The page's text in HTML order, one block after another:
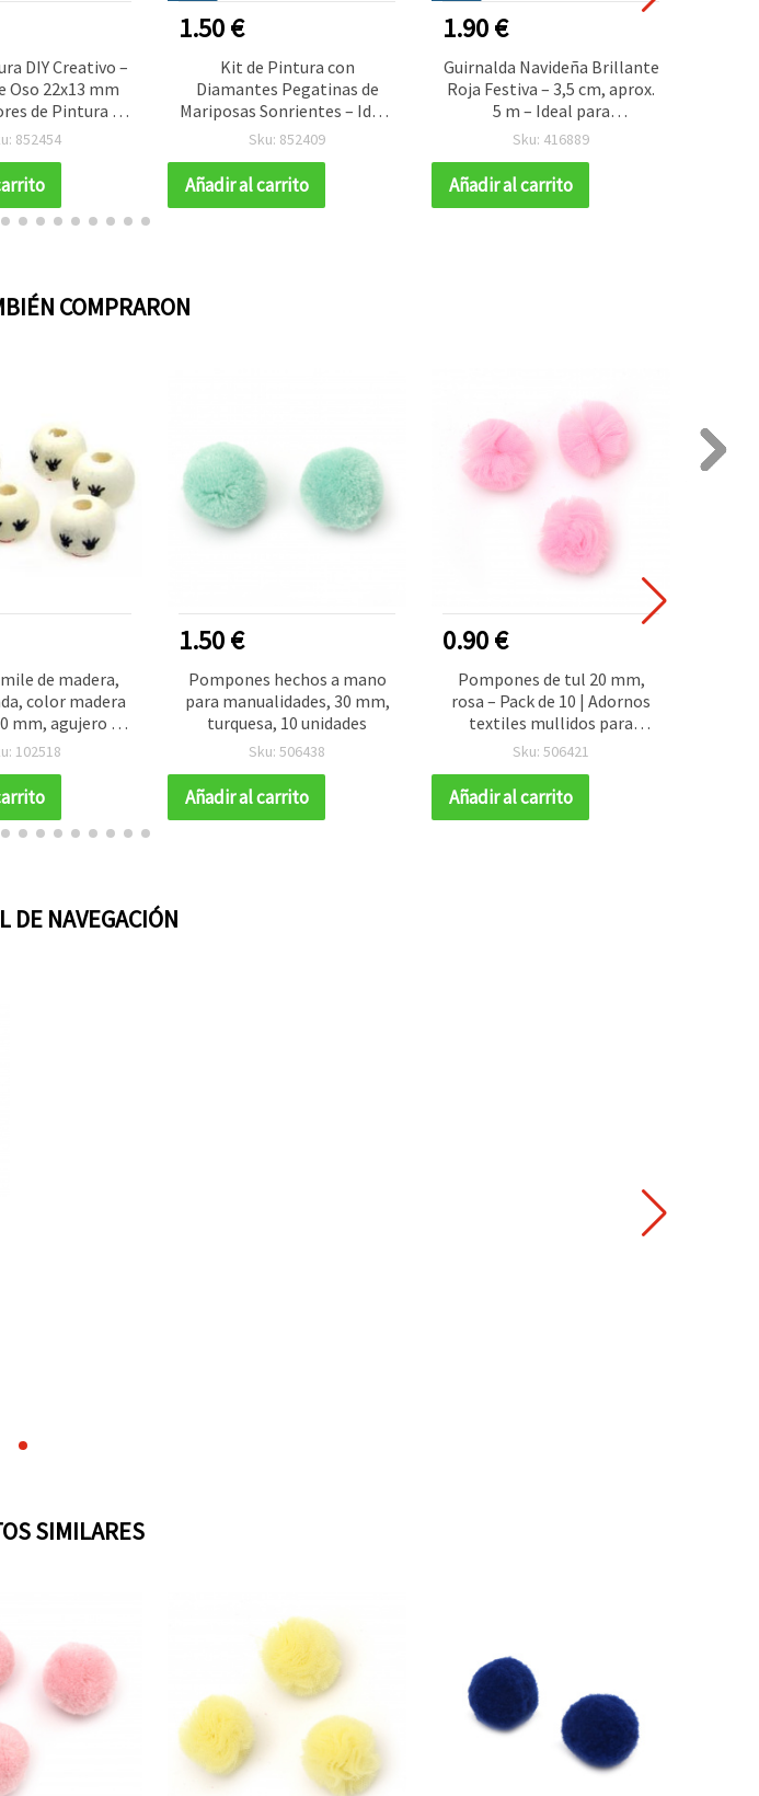
DIY Creativo –
Oso 22x13 mm
de Pintura –
Manualidades
Niños
852454
1.50 €
Kit de Pintura con
Diamantes Pegatinas de
Mariposas Sonrientes – Ideal
para Niños, Arte de la
Creativas SCC206
Sku: 852409
Añadir al carrito
1.90 €
Guirnalda Navideña Brillante
Roja Festiva – 3,5 cm, aprox.
5 m – Ideal para
Manualidades, Decoración
Navidad
Sku: 416889
Añadir al carrito
COMPRARON
de madera,
color madera
mm, agujero 3
50 piezas
102518
1.50 €
Pompones hechos a mano
para manualidades, 30 mm,
turquesa, 10 unidades
Sku: 506438
Añadir al carrito
0.90 €
Pompones de tul 20 mm,
rosa – Pack de 10 | Adornos
textiles mullidos para
manualidades,
tarjetas y decoración de
fiestas
Sku: 506421
Añadir al carrito
DE NAVEGACIÓN
SIMILARES